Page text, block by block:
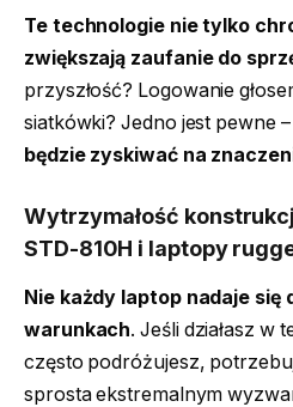
Te technologie nie tylko
zwiększają zaufanie do
przyszłość? Logowanie
siatkówki? Jedno jest pewne –
będzie zyskiwać na
Wytrzymałość
STD-810H i laptopy
Nie każdy laptop nadaje
warunkach. Jeśli działasz w
często podróżujesz,
sprosta ekstremalnym